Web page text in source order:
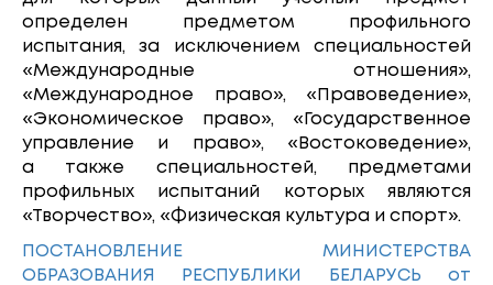
определен предметом профильного
испытания, за исключением специальностей
«Международные отношения»,
«Международное право», «Правоведение»,
«Экономическое право», «Государственное
управление и право», «Востоковедение»,
а также специальностей, предметами
профильных испытаний которых являются
«Творчество», «Физическая культура и спорт».
ПОСТАНОВЛЕНИЕ МИНИСТЕРСТВА
ОБРАЗОВАНИЯ РЕСПУБЛИКИ БЕЛАРУСЬ от